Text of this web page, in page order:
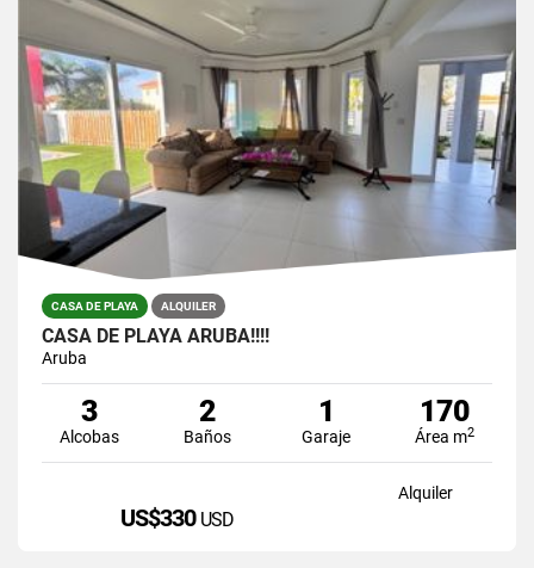
CASA DE PLAYA ALQUILER
CASA DE PLAYA ARUBA!!!!
Aruba
3
Alcobas
2
Baños
1
Garaje
170
Área m2
Alquiler
US$330 USD